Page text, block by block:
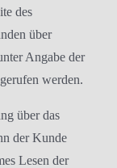
des
über
Angabe der
werden.
über das
der Kunde
Lesen der